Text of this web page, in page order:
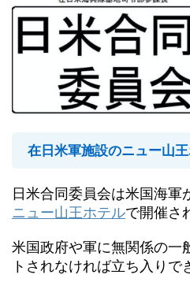
在日米軍施設のニュー山
日米合同委員会は米国海軍
ニュー山王ホテルで開催さ
米国政府や軍に無関係の一
トされなければ立ち入りで